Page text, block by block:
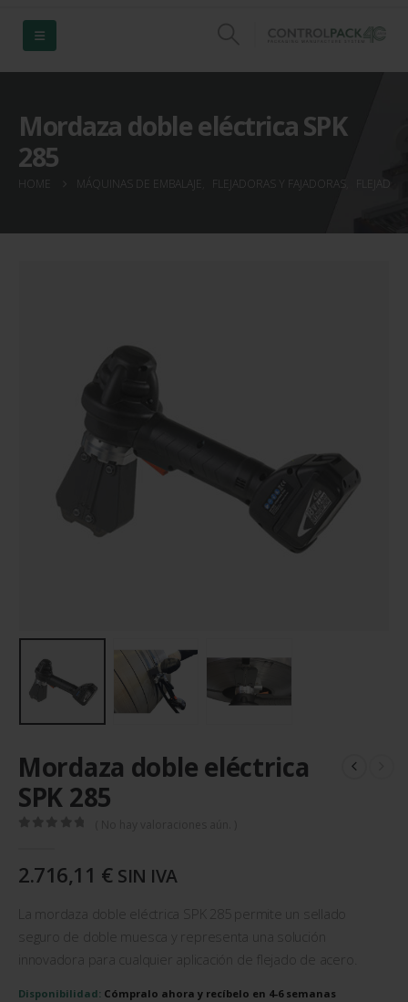
Mordaza doble eléctrica SPK
285
HOME MÁQUINAS DE EMBALAJE FLEJADORAS Y FAJADORAS
Mordaza doble eléctrica
SPK 285
2.716,11 € SIN IVA
La mordaza doble eléctrica SPK 285 permite un sellado
seguro de doble muesca y representa una solución
innovadora para cualquier aplicación de flejado de acero.
Disponibilidad: Cómpralo ahora y recíbelo en 4-6 semanas